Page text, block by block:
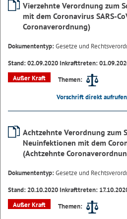
Vierzehnte Verordnung zum
mit dem Coronavirus SARS-
Coronaverordnung)
Dokumententyp:Gesetze und
Stand: 02.09.2020 Inkrafttreten:
Außer Kraft
Themen:
Vorschrift direkt aufrufen
Achtzehnte Verordnung zum
Neuinfektionen mit dem
(Achtzehnte
Dokumententyp:Gesetze und
Stand: 20.10.2020 Inkrafttreten:
Außer Kraft
Themen: